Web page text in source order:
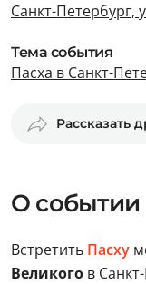
Санкт-Петербург,
Тема события
Пасха в Санкт-
Рассказать
О событии
Встретить Пасху
Великого в